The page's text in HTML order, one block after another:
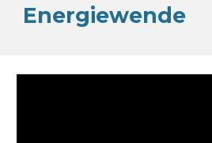
Energiewende